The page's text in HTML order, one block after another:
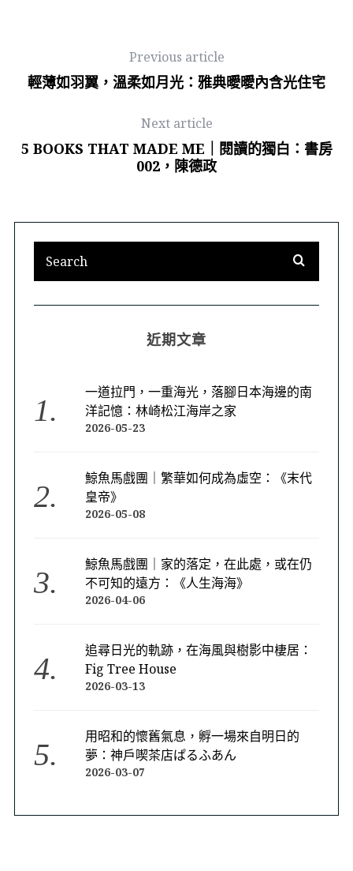
Previous article
輕薄如羽翼，溫柔如月光：雅典曖曖內含光住宅
Next article
5 BOOKS THAT MADE ME｜閱讀的獨白：書房
002，陳德政
近期文章
一道拉門，一重海光，落腳日本海邊的南
洋記憶：林崎松江海岸之家
2026-05-23
鯨魚馬戲團｜繁華如何成為虛空：《末代
皇帝》
2026-05-08
鯨魚馬戲團｜家的落定，在此處，或在仍
不可知的遠方：《人生海海》
2026-04-06
追尋日光的軌跡，在海風與樹影中棲居：
Fig Tree House
2026-03-13
用昭和的懷舊氣息，孵一場來自明日的
夢：神戶喫茶店ぱるふあん
2026-03-07